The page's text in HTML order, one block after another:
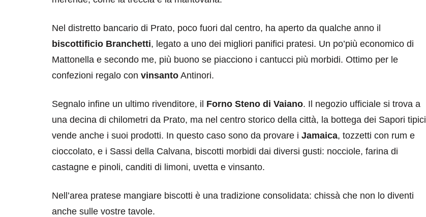
Nel distretto bancario di Prato, poco fuori dal centro, ha aperto da qualche anno il
biscottificio Branchetti, legato a uno dei migliori panifici pratesi. Un po’più economico di
Mattonella e secondo me, più buono se piacciono i cantucci più morbidi. Ottimo per le
confezioni regalo con vinsanto Antinori.
Segnalo infine un ultimo rivenditore, il Forno Steno di Vaiano. Il negozio ufficiale si trova a
una decina di chilometri da Prato, ma nel centro storico della città, la bottega dei Sapori tipici
vende anche i suoi prodotti. In questo caso sono da provare i Jamaica, tozzetti con rum e
cioccolato, e i Sassi della Calvana, biscotti morbidi dai diversi gusti: nocciole, farina di
castagne e pinoli, canditi di limoni, uvetta e vinsanto.
Nell’area pratese mangiare biscotti è una tradizione consolidata: chissà che non lo diventi
anche sulle vostre tavole.